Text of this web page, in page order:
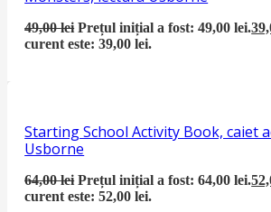
49,00lei Prețul inițial a fost: 49,00 lei.
curent este: 39,00 lei.
Starting School Activity Book, caiet
Usborne
64,00lei Prețul inițial a fost: 64,00 lei.
curent este: 52,00 lei.